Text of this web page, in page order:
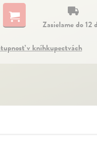
Zasielame do 12
v kníhkupectvách